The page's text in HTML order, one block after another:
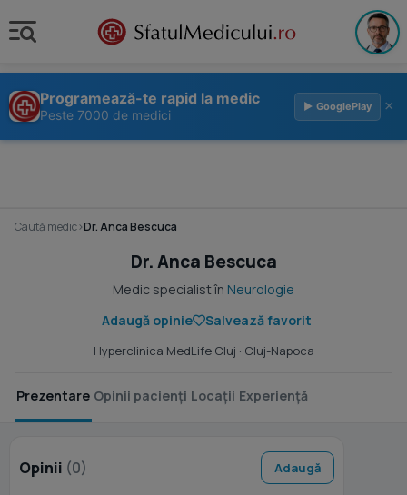
Programează-te rapid la medic
Peste 7000 de medici
▶ GooglePlay ×
Caută medic›Dr. Anca Bescuca
Dr. Anca Bescuca
Medic specialist în Neurologie
Adaugă opinie
Salvează favorit
Hyperclinica MedLife Cluj · Cluj-Napoca
Prezentare Opinii pacienți Locații Experiență
Opinii (0) Adaugă